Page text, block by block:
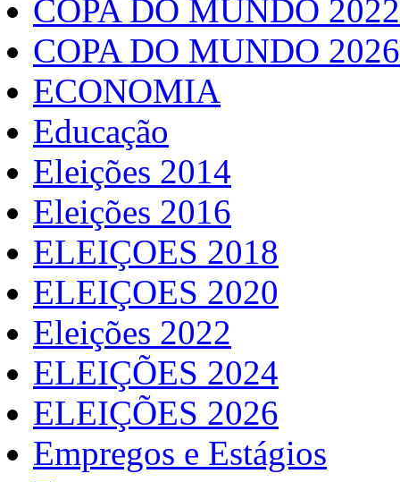
COPA DO MUNDO
COPA DO MUNDO 2026
ECONOMIA
Educação
Eleições 2014
Eleições 2016
ELEIÇOES 2018
ELEIÇOES 2020
Eleições 2022
ELEIÇÕES 2024
ELEIÇÕES 2026
Empregos e Estágios